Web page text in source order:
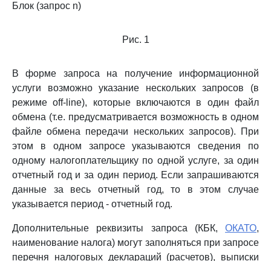
Блок (запрос n)
Рис. 1
В форме запроса на получение информационной
услуги возможно указание нескольких запросов (в
режиме off-line), которые включаются в один файл
обмена (т.е. предусматривается возможность в одном
файле обмена передачи нескольких запросов). При
этом в одном запросе указываются сведения по
одному налогоплательщику по одной услуге, за один
отчетный год и за один период. Если запрашиваются
данные за весь отчетный год, то в этом случае
указывается период - отчетный год.
Дополнительные реквизиты запроса (КБК, ОКАТО,
наименование налога) могут заполняться при запросе
перечня налоговых деклараций (расчетов), выписки